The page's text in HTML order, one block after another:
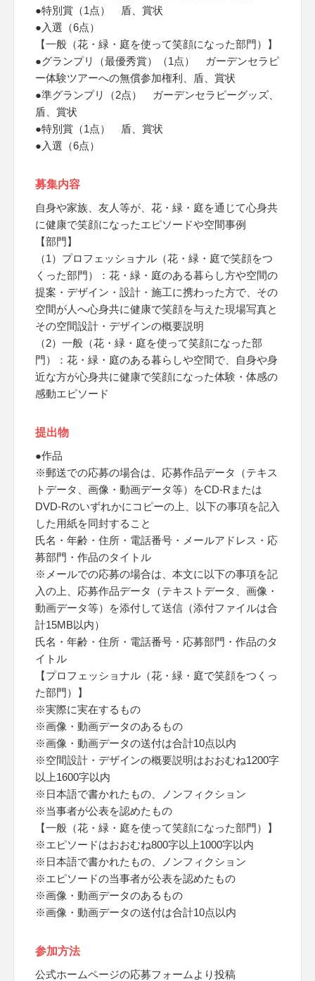
●特別賞（1点） 盾、賞状
●入選（6点）
【一般（花・緑・庭を使って笑顔になった部門）】
●グランプリ（最優秀賞）（1点） ガーデンセラピ
ー体験ツアーへの無償参加権利、盾、賞状
●準グランプリ（2点） ガーデンセラピーグッズ、
盾、賞状
●特別賞（1点） 盾、賞状
●入選（6点）
募集内容
自身や家族、友人等が、花・緑・庭を通じて心身共
に健康で笑顔になったエピソードや空間事例
【部門】
（1）プロフェッショナル（花・緑・庭で笑顔をつ
くった部門）：花・緑・庭のある暮らし方や空間の
提案・デザイン・設計・施工に携わった方で、その
空間が人へ心身共に健康で笑顔を与えた現場写真と
その空間設計・デザインの概要説明
（2）一般（花・緑・庭を使って笑顔になった部
門）：花・緑・庭のある暮らしや空間で、自身や身
近な方が心身共に健康で笑顔になった体験・体感の
感動エピソード
提出物
●作品
※郵送での応募の場合は、応募作品データ（テキス
トデータ、画像・動画データ等）をCD-Rまたは
DVD-Rのいずれかにコピーの上、以下の事項を記入
した用紙を同封すること
氏名・年齢・住所・電話番号・メールアドレス・応
募部門・作品のタイトル
※メールでの応募の場合は、本文に以下の事項を記
入の上、応募作品データ（テキストデータ、画像・
動画データ等）を添付して送信（添付ファイルは合
計15MB以内）
氏名・年齢・住所・電話番号・応募部門・作品のタ
イトル
【プロフェッショナル（花・緑・庭で笑顔をつくっ
た部門）】
※実際に実在するもの
※画像・動画データのあるもの
※画像・動画データの送付は合計10点以内
※空間設計・デザインの概要説明はおおむね1200字
以上1600字以内
※日本語で書かれたもの、ノンフィクション
※当事者が公表を認めたもの
【一般（花・緑・庭を使って笑顔になった部門）】
※エピソードはおおむね800字以上1000字以内
※日本語で書かれたもの、ノンフィクション
※エピソードの当事者が公表を認めたもの
※画像・動画データのあるもの
※画像・動画データの送付は合計10点以内
参加方法
公式ホームページの応募フォームより投稿